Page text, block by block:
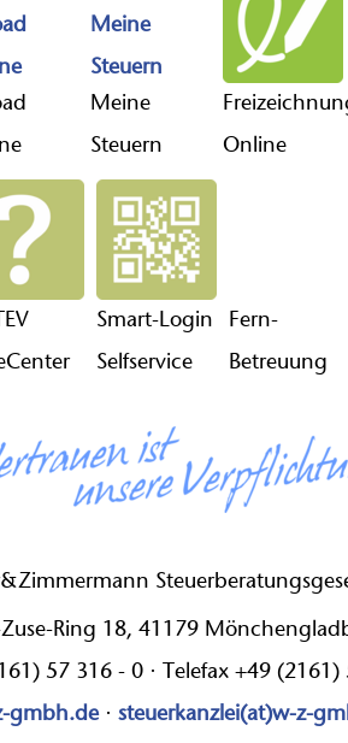
Meine
Steuern
Online
Smart-Login
Selfservice
Fern-
Betreuung
Ring 18, 41179
57 316 - 0 · Telefax +49
gmbh.de· steuerkanzlei(at)w-z-